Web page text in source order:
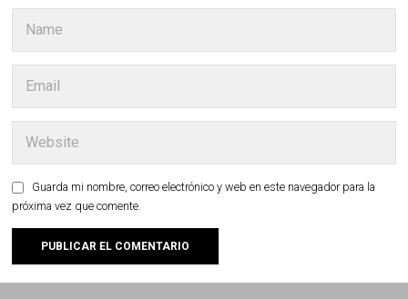
Guarda mi nombre, correo electrónico y web en este navegador para la
próxima vez que comente.